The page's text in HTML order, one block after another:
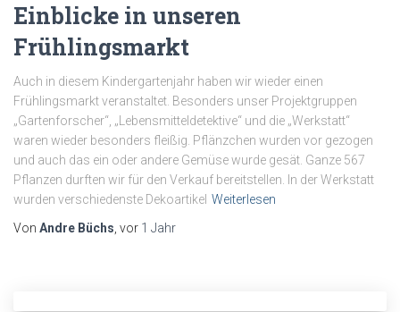
Einblicke in unseren
Frühlingsmarkt
Auch in diesem Kindergartenjahr haben wir wieder einen
Frühlingsmarkt veranstaltet. Besonders unser Projektgruppen
„Gartenforscher“, „Lebensmitteldetektive“ und die „Werkstatt“
waren wieder besonders fleißig. Pflänzchen wurden vor gezogen
und auch das ein oder andere Gemüse wurde gesät. Ganze 567
Pflanzen durften wir für den Verkauf bereitstellen. In der Werkstatt
wurden verschiedenste Dekoartikel Weiterlesen
Von Andre Büchs, vor 1 Jahr